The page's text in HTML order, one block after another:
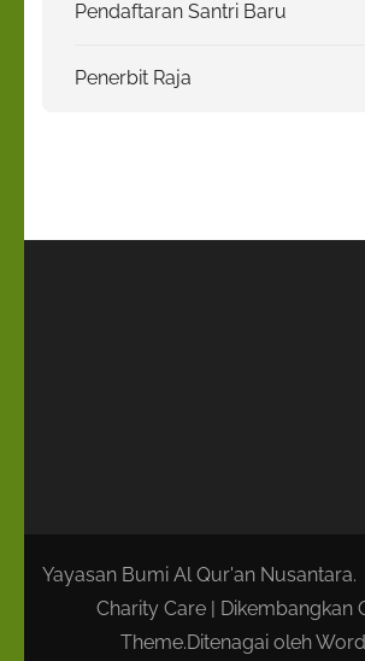
Pendaftaran Santri Baru
Penerbit Raja
Yayasan Bumi Al Qur'an Nusantara.
Charity Care | Dikembangkan
Theme.Ditenagai oleh